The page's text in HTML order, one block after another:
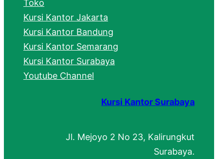
Toko
Kursi Kantor Jakarta
Kursi Kantor Bandung
Kursi Kantor Semarang
Kursi Kantor Surabaya
Youtube Channel
Kursi Kantor Surabaya
Jl. Mejoyo 2 No 23, Kalirungkut
Surabaya.